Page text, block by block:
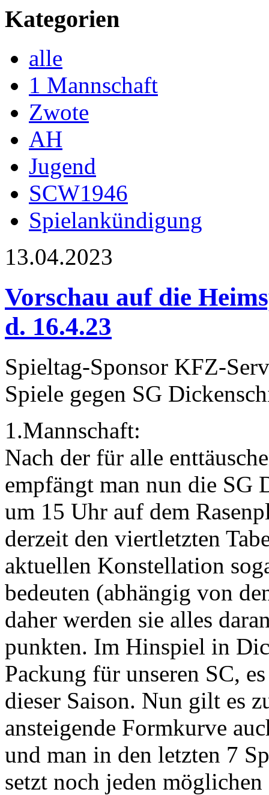
Kategorien
alle
1 Mannschaft
Zwote
AH
Jugend
SCW1946
Spielankündigung
13.04.2023
Vorschau auf die
d. 16.4.23
Spieltag-Sponsor KFZ-
Spiele gegen SG
1.Mannschaft:
Nach der für alle
empfängt man nun die SG
um 15 Uhr auf dem
derzeit den viertletzten
aktuellen Konstellation
bedeuten (abhängig von
daher werden sie alles
punkten. Im Hinspiel in
Packung für unseren SC,
dieser Saison. Nun gilt es
ansteigende Formkurve
und man in den letzten 7
setzt noch jeden